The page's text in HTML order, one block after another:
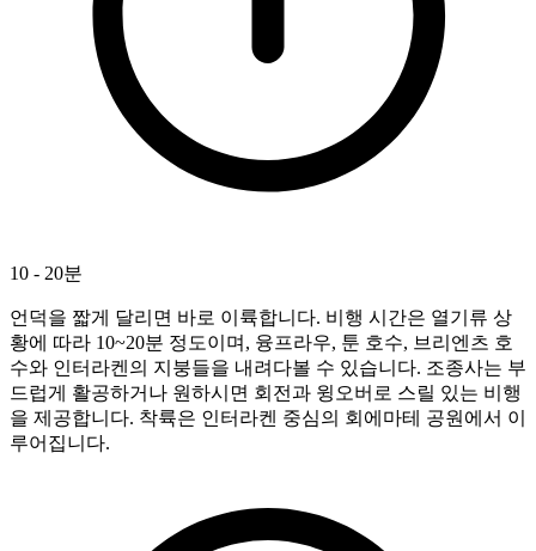
10 - 20분
언덕을 짧게 달리면 바로 이륙합니다. 비행 시간은 열기류 상
황에 따라 10~20분 정도이며, 융프라우, 툰 호수, 브리엔츠 호
수와 인터라켄의 지붕들을 내려다볼 수 있습니다. 조종사는 부
드럽게 활공하거나 원하시면 회전과 윙오버로 스릴 있는 비행
을 제공합니다. 착륙은 인터라켄 중심의 회에마테 공원에서 이
루어집니다.